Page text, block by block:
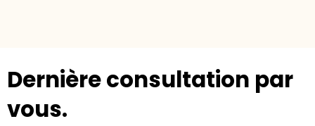
Dernière consultation par
vous.